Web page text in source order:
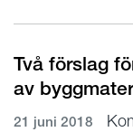
Två förslag
av
21 juni 2018